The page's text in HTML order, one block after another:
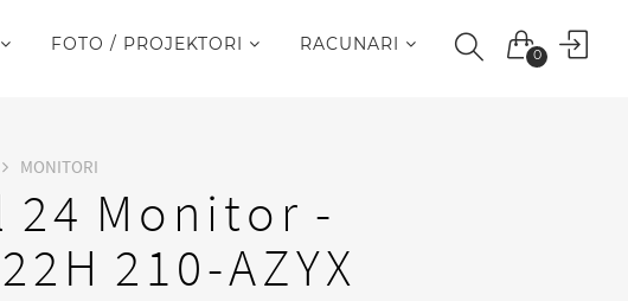
0
FOTO / PROJEKTORI RACUNARI
MONITORI
24 Monitor -
210-AZYX